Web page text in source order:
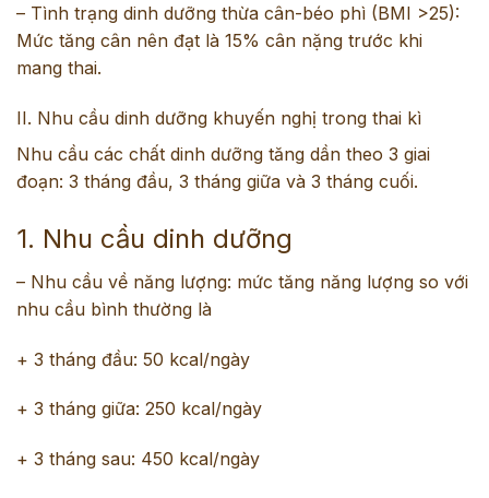
– Tình trạng dinh dưỡng thừa cân-béo phì (BMI >25):
Mức tăng cân nên đạt là 15% cân nặng trước khi
mang thai.
II. Nhu cầu dinh dưỡng khuyến nghị trong thai kì
Nhu cầu các chất dinh dưỡng tăng dần theo 3 giai
đoạn: 3 tháng đầu, 3 tháng giữa và 3 tháng cuối.
1. Nhu cầu dinh dưỡng
– Nhu cầu về năng lượng: mức tăng năng lượng so với
nhu cầu bình thường là
+ 3 tháng đầu: 50 kcal/ngày
+ 3 tháng giữa: 250 kcal/ngày
+ 3 tháng sau: 450 kcal/ngày